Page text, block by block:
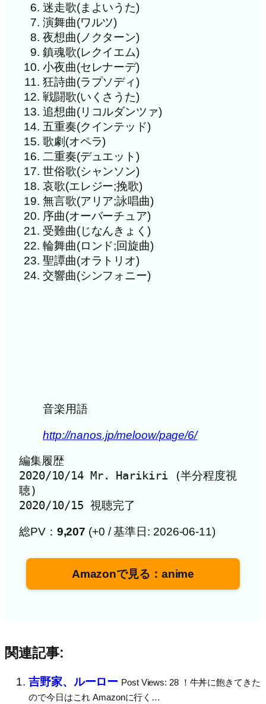
迷走歌(まよいうた)
演舞曲(ワルツ)
夜想曲(ノクターン)
鎮魂歌(レクイエム)
小夜曲(セレナーデ)
狂詩曲(ラプソディ)
戦闘歌(いくさうた)
追想曲(リコルダンツァ)
五重奏(クインテッド)
歌劇(オペラ)
二重奏(デュエット)
世俗歌(シャンソン)
哀歌(エレジー;挽歌)
無言歌(アリア;詠唱曲)
序曲(オーバーチュア)
受難曲(じなんきょく)
輪舞曲(ロンド;回旋曲)
聖譚曲(オラトリオ)
交響曲(シンフォニー)
音楽用語
http://nanos.jp/meloow/page/6/
編集履歴
2020/10/14 Mr. Harikiri (半分程度視
聴)
2020/10/15 視聴完了
総PV： 9,207 (+0 / 基準日: 2026-06-11)
Amazonで見る：anime
関連記事:
吉野家、ルーロー Post Views: 28 ！牛丼に飽きてきた
ので今日はこれ Amazonに行く…